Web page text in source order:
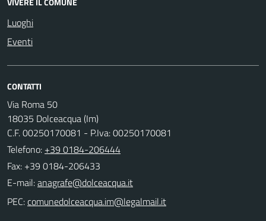
Luoghi
Eventi
CONTATTI
Via Roma 50
18035 Dolceacqua (Im)
C.F. 00250170081 - P.Iva: 00250170081
Telefono: +39 0184-206444
Fax: +39 0184-206433
E-mail:
PEC: